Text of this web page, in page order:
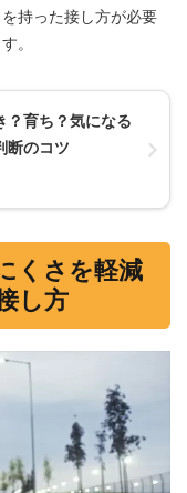
持った接し方が必要
。
？育ち？気になる
断のコツ
くさを軽減
し方